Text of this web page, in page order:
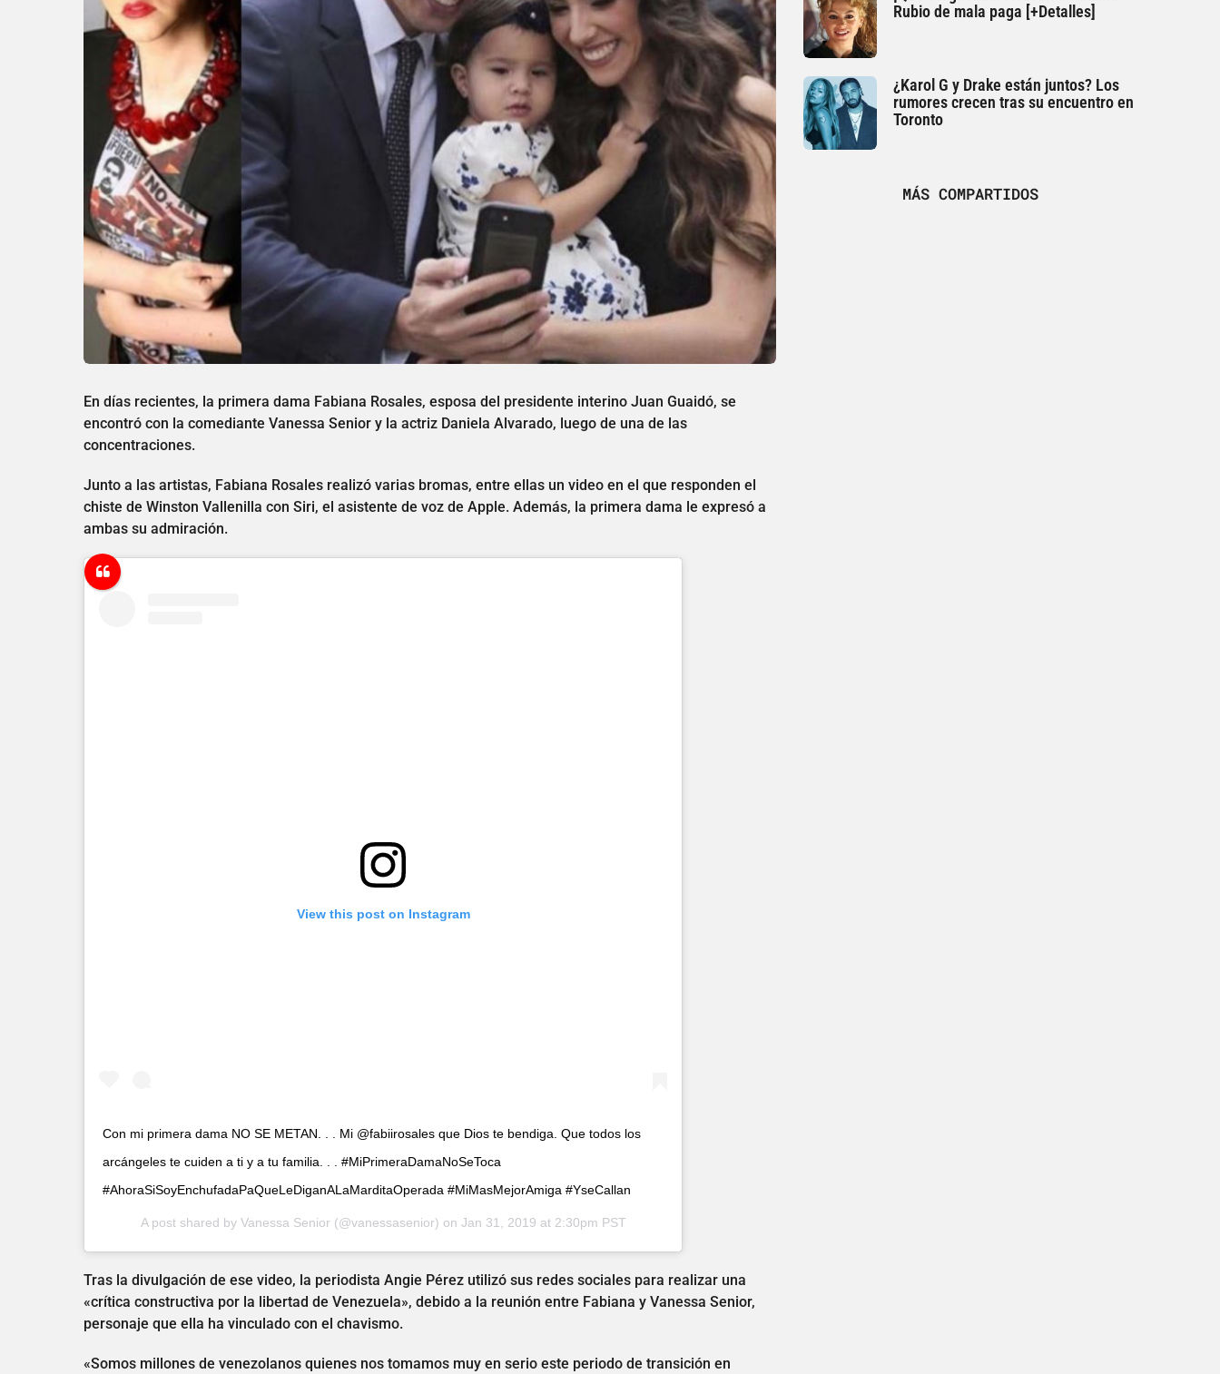
En días recientes, la primera dama Fabiana Rosales, esposa del presidente interino Juan Guaidó, se
encontró con la comediante Vanessa Senior y la actriz Daniela Alvarado, luego de una de las
concentraciones.
Junto a las artistas, Fabiana Rosales realizó varias bromas, entre ellas un video en el que responden el
chiste de Winston Vallenilla con Siri, el asistente de voz de Apple. Además, la primera dama le expresó a
ambas su admiración.
View this post on Instagram
Con mi primera dama NO SE METAN. . . Mi @fabiirosales que Dios te bendiga. Que todos los
arcángeles te cuiden a ti y a tu familia. . . #MiPrimeraDamaNoSeToca
#AhoraSiSoyEnchufadaPaQueLeDiganALaMarditaOperada #MiMasMejorAmiga #YseCallan
A post shared by Vanessa Senior (@vanessasenior) on Jan 31, 2019 at 2:30pm PST
Tras la divulgación de ese video, la periodista Angie Pérez utilizó sus redes sociales para realizar una
«crítica constructiva por la libertad de Venezuela», debido a la reunión entre Fabiana y Vanessa Senior,
personaje que ella ha vinculado con el chavismo.
«Somos millones de venezolanos quienes nos tomamos muy en serio este periodo de transición en
Rubio de mala paga [+Detalles]
¿Karol G y Drake están juntos? Los
rumores crecen tras su encuentro en
Toronto
MÁS COMPARTIDOS